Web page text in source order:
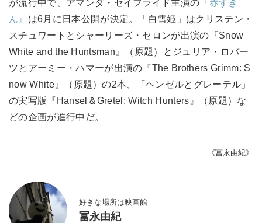
が流行中で、アマンダ・セイフライド主演の 『赤ずき
ん』 は6月に日本公開が決定。「白雪姫」はクリステン・
スチュワートとシャーリーズ・セロンが出演の『Snow
White and the Huntsman』（原題）とジュリア・ロバー
ツとアーミー・ハマーが出演の『The Brothers Grimm: S
now White』（原題）の2本、「ヘンゼルとグレーテル」
の実写版『Hansel＆Gretel: Witch Hunters』（原題）な
どの企画が進行中だ。
《冨永由紀》
好きな場所は映画館
冨永由紀